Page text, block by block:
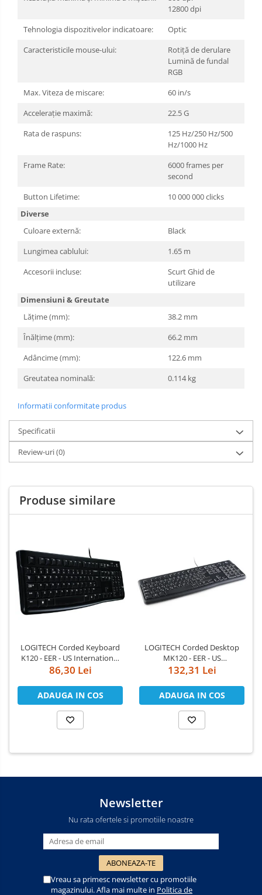
12800 dpi
Tehnologia dispozitivelor indicatoare:
Optic
Caracteristicile mouse-ului:
Rotiță de derulare
Lumină de fundal
RGB
Max. Viteza de miscare:
60 in/s
Accelerație maximă:
22.5 G
Rata de raspuns:
125 Hz/250 Hz/500
Hz/1000 Hz
Frame Rate:
6000 frames per
second
Button Lifetime:
10 000 000 clicks
Diverse
Culoare externă:
Black
Lungimea cablului:
1.65 m
Accesorii incluse:
Scurt Ghid de
utilizare
Dimensiuni & Greutate
Lățime (mm):
38.2 mm
Înălțime (mm):
66.2 mm
Adâncime (mm):
122.6 mm
Greutatea nominală:
0.114 kg
Informatii conformitate produs
Specificatii
Review-uri(0)
Produse similare
LOGITECH Corded Keyboard
K120 - EER - US International
layout
86,30 Lei
ADAUGA IN COS
LOGITECH Corded Desktop
MK120 - EER - US
International layout
132,31 Lei
ADAUGA IN COS
Newsletter
Nu rata ofertele si promotiile noastre
Vreau sa primesc newsletter cu promotiile
magazinului. Afla mai multe in Politica de